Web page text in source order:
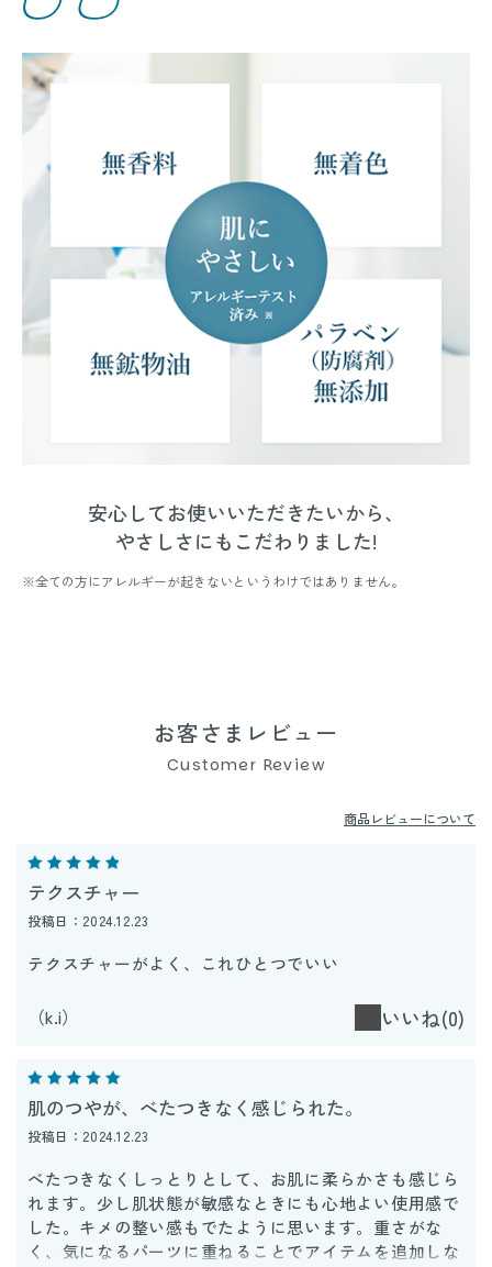
安心してお使いいただきたいから、
やさしさにもこだわりました!
※全ての方にアレルギーが起きないというわけではありません。
お客さまレビュー
Customer Review
商品レビューについて
テクスチャー
投稿日：2024.12.23
テクスチャーがよく、これひとつでいい
（k.i） いいね(0)
肌のつやが、べたつきなく感じられた。
投稿日：2024.12.23
べたつきなくしっとりとして、お肌に柔らかさも感じら
れます。少し肌状態が敏感なときにも心地よい使用感で
した。キメの整い感もでたように思います。重さがな
く、気になるパーツに重ねることでアイテムを追加しな